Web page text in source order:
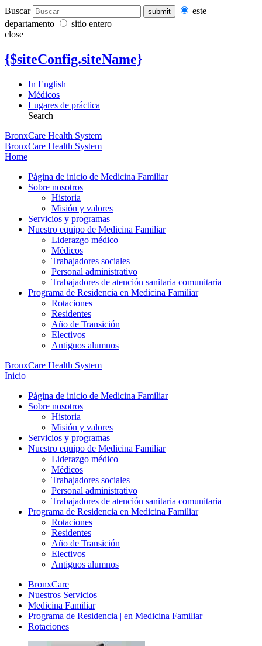
Buscar
este
departamento
sitio entero
close
{$siteConfig.siteName}
In English
Médicos
Lugares de práctica
Search
BronxCare Health System
BronxCare Health System
Home
Página de inicio de Medicina Familiar
Sobre nosotros
Historia
Misión y valores
Servicios y programas
Nuestro equipo de Medicina Familiar
Liderazgo médico
Médicos
Trabajadores sociales
Personal administrativo
Trabajadores de atención sanitaria comunitaria
Programa de Residencia en Medicina Familiar
Rotaciones
Residentes
Año de Transición
Electivos
Antiguos alumnos
BronxCare Health System
Inicio
Página de inicio de Medicina Familiar
Sobre nosotros
Historia
Misión y valores
Servicios y programas
Nuestro equipo de Medicina Familiar
Liderazgo médico
Médicos
Trabajadores sociales
Personal administrativo
Trabajadores de atención sanitaria comunitaria
Programa de Residencia en Medicina Familiar
Rotaciones
Residentes
Año de Transición
Electivos
Antiguos alumnos
BronxCare
Nuestros Servicios
Medicina Familiar
Programa de Residencia | en Medicina Familiar
Rotaciones